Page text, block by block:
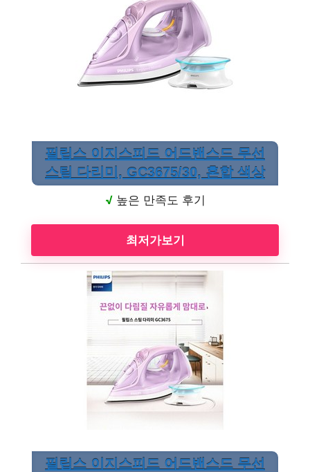
필립스 이지스피드 어드밴스드 무선
스팀 다리미, GC3675/30, 혼합 색상
√높은 만족도 후기
최저가보기
필립스 이지스피드 어드밴스드 무선